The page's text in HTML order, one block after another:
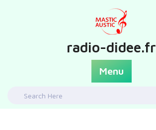
radio-didee.fr
Menu
Search